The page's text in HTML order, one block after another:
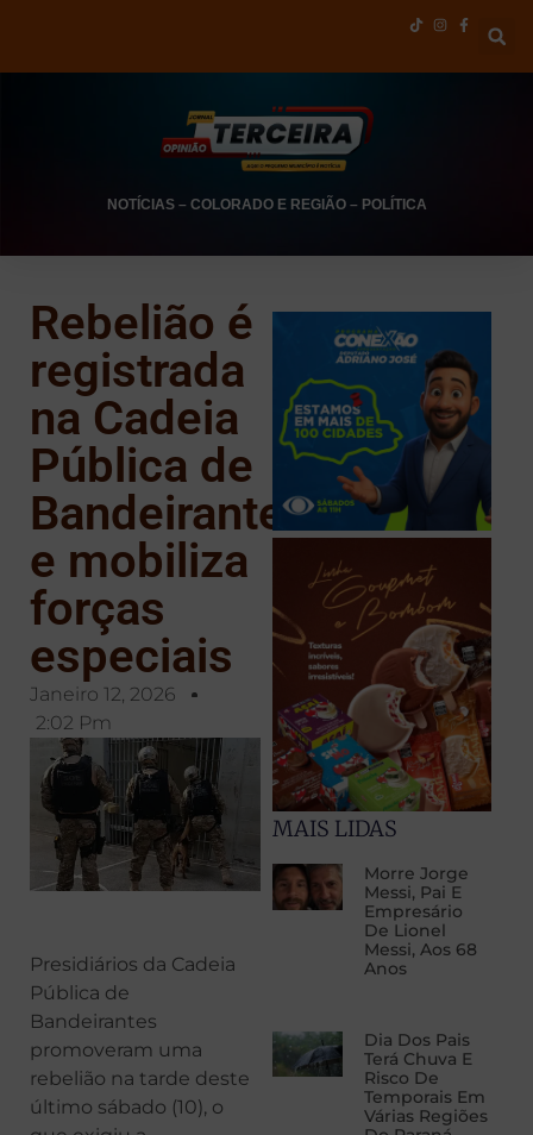
NOTÍCIAS– COLORADO E REGIÃO– POLÍTICA
Rebelião é
registrada
na Cadeia
Pública de
Bandeirantes
e mobiliza
forças
especiais
Janeiro 12, 2026
2:02 Pm
Presidiários da Cadeia
Pública de
Bandeirantes
promoveram uma
rebelião na tarde deste
último sábado (10), o
MAIS LIDAS
Morre Jorge
Messi, Pai E
Empresário
De Lionel
Messi, Aos 68
Anos
Dia Dos Pais
Terá Chuva E
Risco De
Temporais Em
Várias Regiões